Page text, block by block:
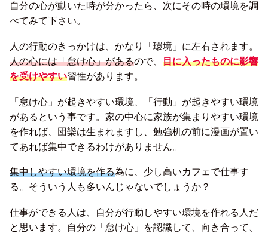
自分の心が動いた時が分かったら、次にその時の環境を調
べてみて下さい。
人の行動のきっかけは、かなり「環境」に左右されます。
人の心には「怠け心」があるので、 目に入ったものに影響
を受けやすい習性があります。
「怠け心」が起きやすい環境、「行動」が起きやすい環境
があるという事です。家の中心に家族が集まりやすい環境
を作れば、団欒は生まれますし、勉強机の前に漫画が置い
てあれば集中できるわけがありません。
集中しやすい環境を作る為に、少し高いカフェで仕事す
る。そういう人も多いんじゃないでしょうか？
仕事ができる人は、自分が行動しやすい環境を作れる人だ
と思います。自分の「怠け心」を認識して、向き合って、